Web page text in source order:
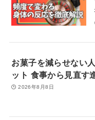
お菓子を減らせない
ット 食事から見直す
2026年8月8日